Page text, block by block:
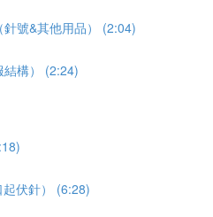
號&其他用品） (2:04)
構） (2:24)
伏針） (6:28)